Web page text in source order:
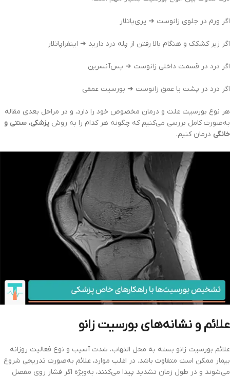
اگر ورم در جلوی زانوست ➜ پری‌پاتلار
اگر زیر کشکک و هنگام بالا رفتن از پله درد دارید ➜ اینفراپاتلار
اگر درد در قسمت داخلی زانوست ➜ پس‌آنسرین
اگر درد در پشت یا عمق زانوست ➜ بورسیت عمقی
هر نوع بورسیت علت و درمان مخصوص خود را دارد، و در مراحل بعدی مقاله
به‌صورت کامل بررسی می‌کنیم که چگونه هر کدام را به روش پزشکی، سنتی و
خانگی درمان کنیم.
علائم و نشانه‌های بورسیت زانو
علائم بورسیت زانو بسته به محل التهاب، شدت آسیب و نوع فعالیت روزانه
بیمار ممکن است متفاوت باشد. در اغلب موارد، علائم به‌صورت تدریجی شروع
می‌شوند و در طول زمان تشدید پیدا می‌کنند، به‌ویژه اگر فشار روی مفصل